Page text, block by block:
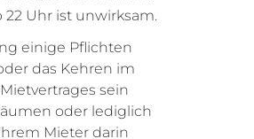
Uhr ist unwirksam.
einige Pflichten
das Kehren im
sein
oder lediglich
Mieter darin